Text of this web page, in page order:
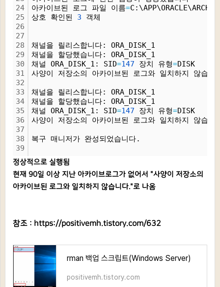
24
25
26
27
28
29
30
31
32
33
34
35
36
37
38
39
아카이브된 로그 파일 이름=
상호 확인된 3 객체
채널을 릴리스합니다: ORA_DISK_1
채널을 할당했습니다: ORA_DISK_1
채널 ORA_DISK_1: SID=147 장치 유형=DISK
사양이 저장소의 아카이브된 로그와 일치하지 않습니
채널을 릴리스합니다: ORA_DISK_1
채널을 할당했습니다: ORA_DISK_1
채널 ORA_DISK_1: SID=147 장치 유형=DISK
사양이 저장소의 아카이브된 로그와 일치하지 않습니
복구 매니저가 완성되었습니다.
정상적으로 실행됨
현재 90일 이상 지난 아카이브로그가 없어서 "사양이 저장소의
아카이브된 로그와 일치하지 않습니다."로 나옴
참조 : https://positivemh.tistory.com/632
rman 백업 스크립트(Windows Server)
positivemh.tistory.com